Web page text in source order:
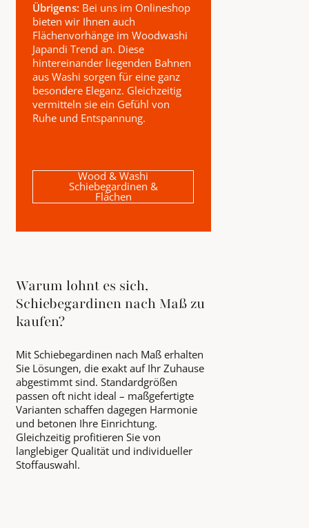
Übrigens: Bei uns im Onlineshop
bieten wir Ihnen auch
Flächenvorhänge im Woodwashi
Japandi Trend an. Diese
hintereinander liegenden Bahnen
aus Washi sorgen für eine ganz
besondere Eleganz. Gleichzeitig
vermitteln sie ein Gefühl von
Ruhe und Entspannung.
Wood & Washi
Schiebegardinen &
Flächen
Warum lohnt es sich,
Schiebegardinen nach Maß zu
kaufen?
Mit Schiebegardinen nach Maß erhalten
Sie Lösungen, die exakt auf Ihr Zuhause
abgestimmt sind. Standardgrößen
passen oft nicht ideal – maßgefertigte
Varianten schaffen dagegen Harmonie
und betonen Ihre Einrichtung.
Gleichzeitig profitieren Sie von
langlebiger Qualität und individueller
Stoffauswahl.